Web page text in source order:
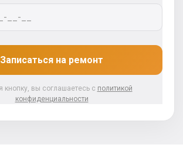
Записаться на ремонт
кнопку, вы соглашаетесь с политикой
конфиденциальности